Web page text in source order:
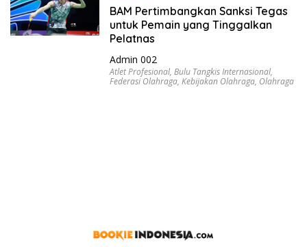
BAM Pertimbangkan Sanksi Tegas
untuk Pemain yang Tinggalkan
Pelatnas
Admin 002
Atlet Profesional, Bulu Tangkis Internasional,
Federasi Olahraga, Kebijakan Olahraga, Olahraga